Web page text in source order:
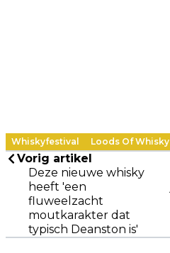
Whiskyfestival Loods Of Whisky
Vorig artikel
Deze nieuwe whisky
heeft 'een
fluweelzacht
moutkarakter dat
typisch Deanston is'